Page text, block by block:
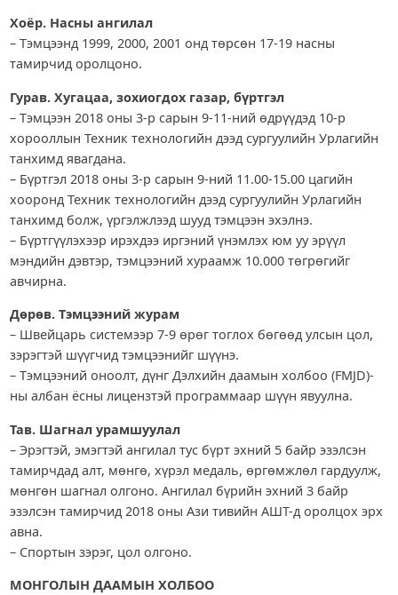
Хоёр. Насны ангилал
– Тэмцээнд 1999, 2000, 2001 онд төрсөн 17-19 насны
тамирчид оролцоно.
Гурав. Хугацаа, зохиогдох газар, бүртгэл
– Тэмцээн 2018 оны 3-р сарын 9-11-ний өдрүүдэд 10-р
хорооллын Техник технологийн дээд сургуулийн Урлагийн
танхимд явагдана.
– Бүртгэл 2018 оны 3-р сарын 9-ний 11.00-15.00 цагийн
хооронд Техник технологийн дээд сургуулийн Урлагийн
танхимд болж, үргэлжлээд шууд тэмцээн эхэлнэ.
– Бүртгүүлэхээр ирэхдээ иргэний үнэмлэх юм уу эрүүл
мэндийн дэвтэр, тэмцээний хураамж 10.000 төгрөгийг
авчирна.
Дөрөв. Тэмцээний журам
– Швейцарь системээр 7-9 өрөг тоглох бөгөөд улсын цол,
зэрэгтэй шүүгчид тэмцээнийг шүүнэ.
– Тэмцээний оноолт, дүнг Дэлхийн даамын холбоо (FMJD)-
ны албан ёсны лицензтэй программаар шүүн явуулна.
Тав. Шагнал урамшуулал
– Эрэгтэй, эмэгтэй ангилал тус бүрт эхний 5 байр эзэлсэн
тамирчдад алт, мөнгө, хүрэл медаль, өргөмжлөл гардуулж,
мөнгөн шагнал олгоно. Ангилал бүрийн эхний 3 байр
эзэлсэн тамирчид 2018 оны Ази тивийн АШТ-д оролцох эрх
авна.
– Спортын зэрэг, цол олгоно.
МОНГОЛЫН ДААМЫН ХОЛБОО